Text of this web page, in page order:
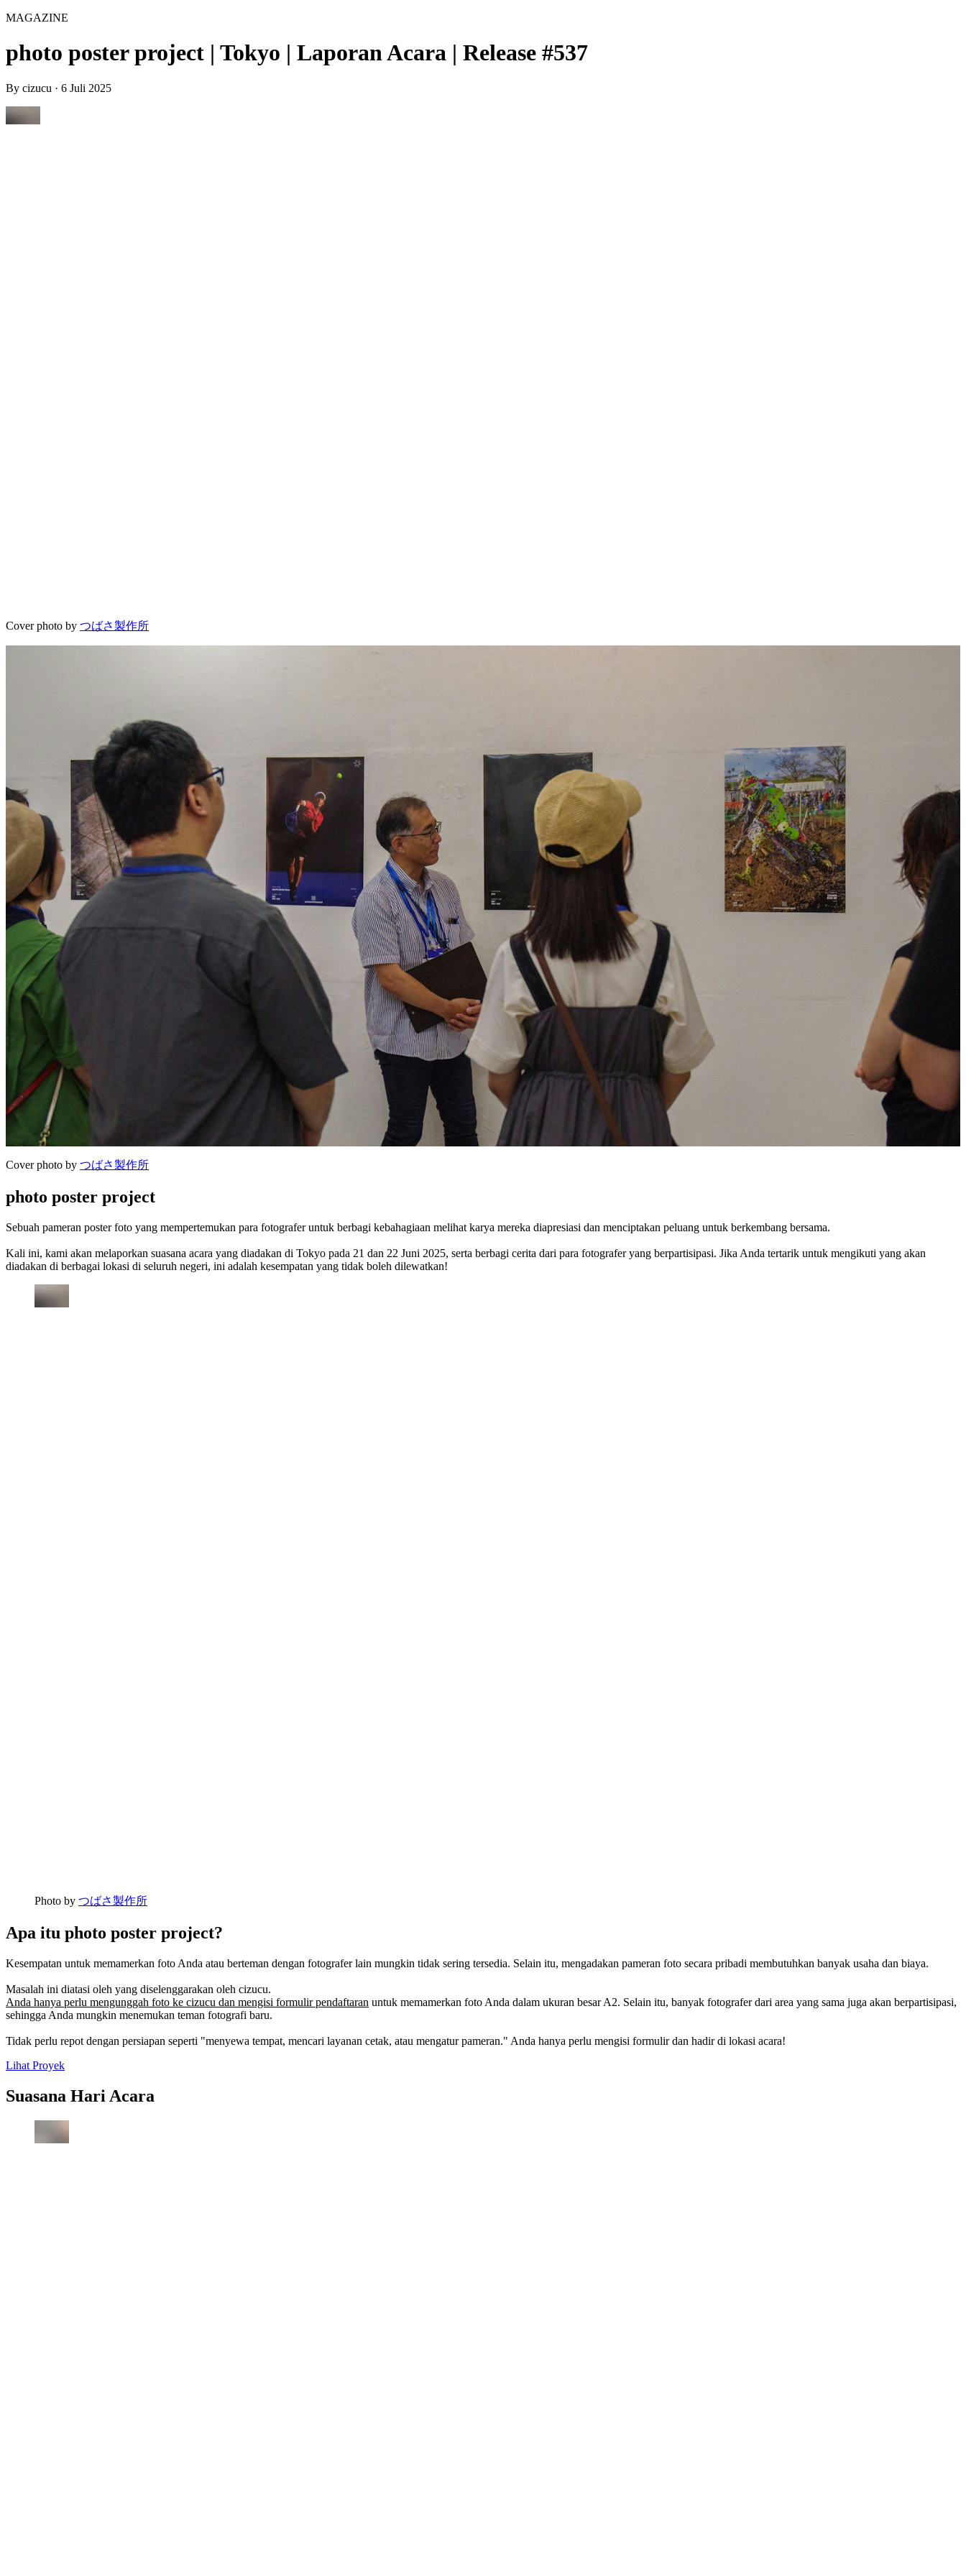
MAGAZINE
photo poster project | Tokyo | Laporan Acara | Release #537
By cizucu · 6 Juli 2025
Cover photo by つばさ製作所
Cover photo by つばさ製作所
photo poster project
Sebuah pameran poster foto yang mempertemukan para fotografer untuk berbagi kebahagiaan melihat karya mereka diapresiasi dan menciptakan peluang untuk berkembang bersama.
Kali ini, kami akan melaporkan suasana acara yang diadakan di Tokyo pada 21 dan 22 Juni 2025, serta berbagi cerita dari para fotografer yang berpartisipasi. Jika Anda tertarik untuk mengikuti yang akan
diadakan di berbagai lokasi di seluruh negeri, ini adalah kesempatan yang tidak boleh dilewatkan!
Photo by つばさ製作所
Apa itu photo poster project?
Kesempatan untuk memamerkan foto Anda atau berteman dengan fotografer lain mungkin tidak sering tersedia. Selain itu, mengadakan pameran foto secara pribadi membutuhkan banyak usaha dan biaya.
Masalah ini diatasi oleh yang diselenggarakan oleh cizucu.
Anda hanya perlu mengunggah foto ke cizucu dan mengisi formulir pendaftaran untuk memamerkan foto Anda dalam ukuran besar A2. Selain itu, banyak fotografer dari area yang sama juga akan berpartisipasi,
sehingga Anda mungkin menemukan teman fotografi baru.
Tidak perlu repot dengan persiapan seperti "menyewa tempat, mencari layanan cetak, atau mengatur pameran." Anda hanya perlu mengisi formulir dan hadir di lokasi acara!
Lihat Proyek
Suasana Hari Acara